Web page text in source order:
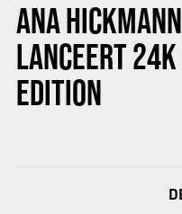
ANA
LANCEERT 24K
EDITION